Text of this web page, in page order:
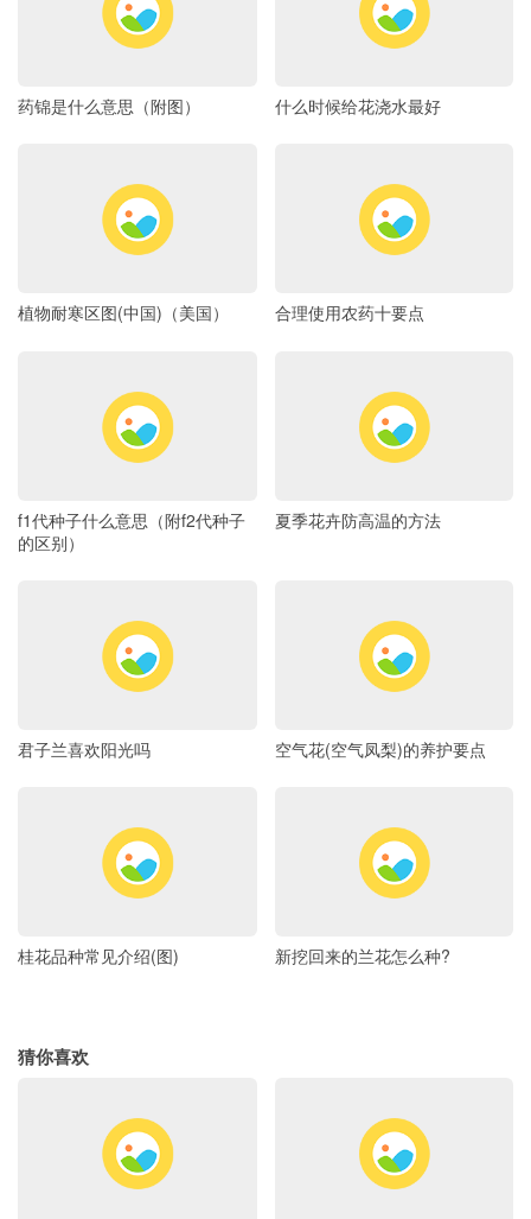
药锦是什么意思（附图） 什么时候给花浇水最好
植物耐寒区图(中国)（美国） 合理使用农药十要点
f1代种子什么意思（附f2代种子
的区别）
夏季花卉防高温的方法
君子兰喜欢阳光吗 空气花(空气凤梨)的养护要点
桂花品种常见介绍(图) 新挖回来的兰花怎么种?
猜你喜欢